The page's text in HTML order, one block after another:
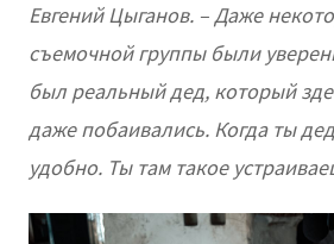
Евгений Цыганов. – Даже
съемочной группы были
был реальный дед, который
даже побаивались. Когда ты
удобно. Ты там такое